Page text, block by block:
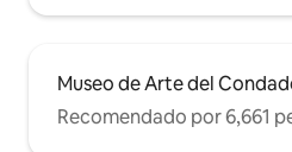
Museo de Arte del
Recomendado por 6,661